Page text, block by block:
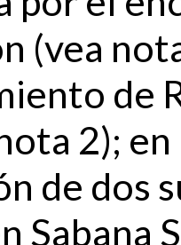
(vea
de
2);
de dos
Sabana